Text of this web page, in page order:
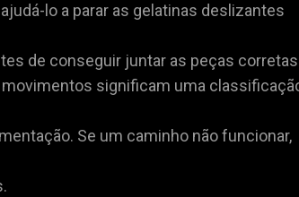
lo a parar as gelatinas deslizantes
de conseguir juntar as peças
significam uma
Se um caminho não funcionar,